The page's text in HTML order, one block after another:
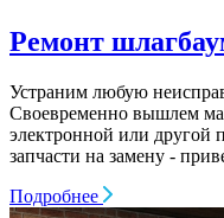
Ремонт
Устраним любую
Своевременно вышлем
электронной или другой
запчасти на замену -
Подробнее